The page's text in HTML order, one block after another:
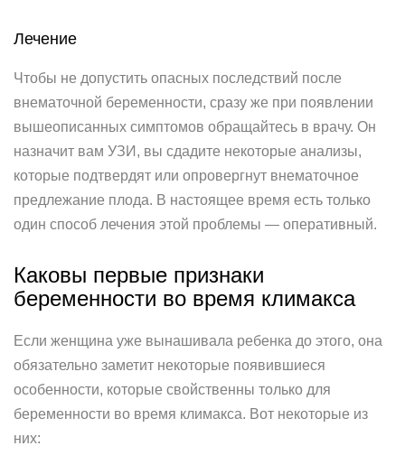
Лечение
Чтобы не допустить опасных последствий после
внематочной беременности, сразу же при появлении
вышеописанных симптомов обращайтесь в врачу. Он
назначит вам УЗИ, вы сдадите некоторые анализы,
которые подтвердят или опровергнут внематочное
предлежание плода. В настоящее время есть только
один способ лечения этой проблемы — оперативный.
Каковы первые признаки
беременности во время климакса
Если женщина уже вынашивала ребенка до этого, она
обязательно заметит некоторые появившиеся
особенности, которые свойственны только для
беременности во время климакса. Вот некоторые из
них: